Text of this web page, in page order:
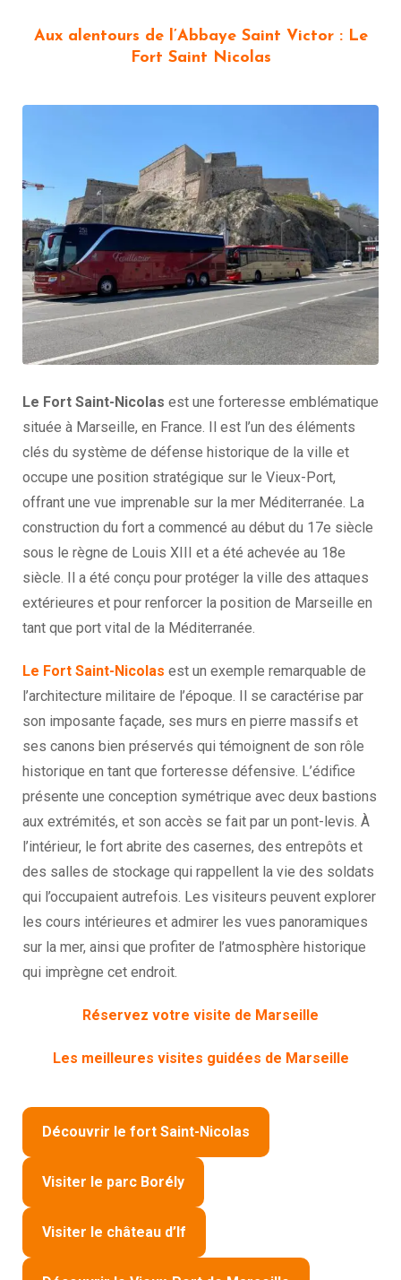
Aux alentours de l’Abbaye Saint Victor : Le
Fort Saint Nicolas
Le Fort Saint-Nicolas est une forteresse emblématique
située à Marseille, en France. Il est l’un des éléments
clés du système de défense historique de la ville et
occupe une position stratégique sur le Vieux-Port,
offrant une vue imprenable sur la mer Méditerranée. La
construction du fort a commencé au début du 17e siècle
sous le règne de Louis XIII et a été achevée au 18e
siècle. Il a été conçu pour protéger la ville des attaques
extérieures et pour renforcer la position de Marseille en
tant que port vital de la Méditerranée.
Le Fort Saint-Nicolas est un exemple remarquable de
l’architecture militaire de l’époque. Il se caractérise par
son imposante façade, ses murs en pierre massifs et
ses canons bien préservés qui témoignent de son rôle
historique en tant que forteresse défensive. L’édifice
présente une conception symétrique avec deux bastions
aux extrémités, et son accès se fait par un pont-levis. À
l’intérieur, le fort abrite des casernes, des entrepôts et
des salles de stockage qui rappellent la vie des soldats
qui l’occupaient autrefois. Les visiteurs peuvent explorer
les cours intérieures et admirer les vues panoramiques
sur la mer, ainsi que profiter de l’atmosphère historique
qui imprègne cet endroit.
Réservez votre visite de Marseille
Les meilleures visites guidées de Marseille
Découvrir le fort Saint-Nicolas
Visiter le parc Borély
Visiter le château d’If